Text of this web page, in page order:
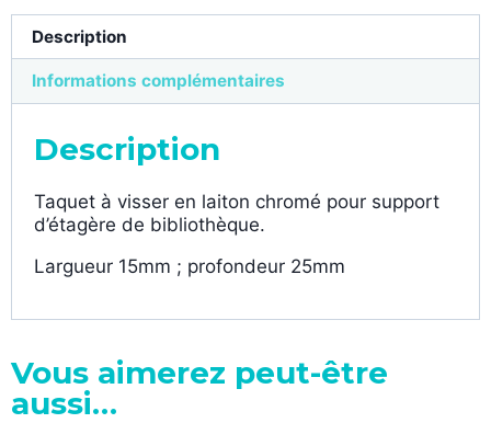
Description
Informations complémentaires
Description
Taquet à visser en laiton chromé pour support
d’étagère de bibliothèque.
Largueur 15mm ; profondeur 25mm
Vous aimerez peut-être
aussi…